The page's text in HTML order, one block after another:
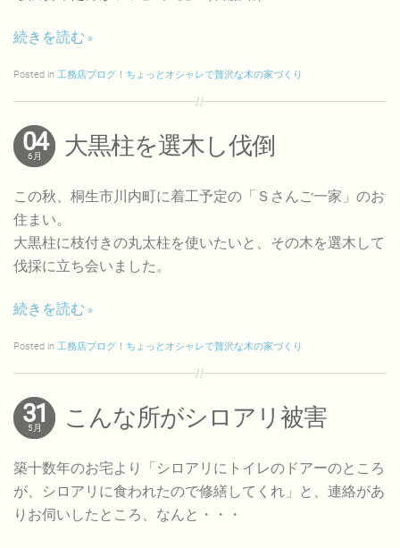
続きを読む
Posted in 工務店ブログ！ちょっとオシャレで贅沢な木の家づくり
04
6月 大黒柱を選木し伐倒
この秋、桐生市川内町に着工予定の「Ｓさんご一家」のお
住まい。
大黒柱に枝付きの丸太柱を使いたいと、その木を選木して
伐採に立ち会いました。
続きを読む
Posted in 工務店ブログ！ちょっとオシャレで贅沢な木の家づくり
31
5月 こんな所がシロアリ被害
築十数年のお宅より「シロアリにトイレのドアーのところ
が、シロアリに食われたので修繕してくれ」と、連絡があ
りお伺いしたところ、なんと・・・